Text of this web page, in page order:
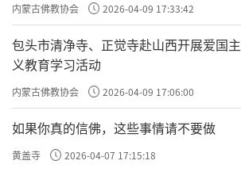
内蒙古佛教协会 2026-04-09 17:33:42
包头市清净寺、正觉寺赴山西开展爱国主
义教育学习活动
内蒙古佛教协会 2026-04-09 17:06:00
如果你真的信佛，这些事情请不要做
黄盖寺 2026-04-07 17:15:18